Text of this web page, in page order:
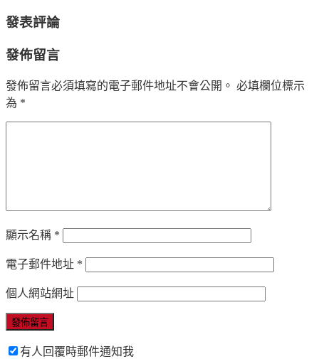
發表評論
發佈留言
發佈留言必須填寫的電子郵件地址不會公開。 必填欄位標示
為 *
顯示名稱 *
電子郵件地址 *
個人網站網址
有人回覆時郵件通知我